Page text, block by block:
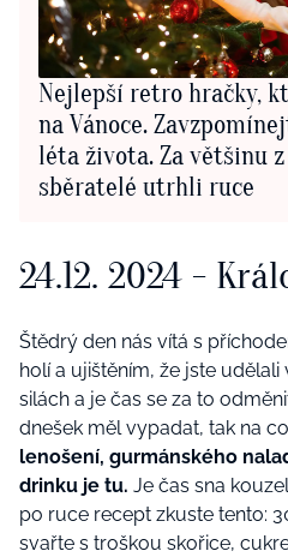
Nejlepší retro hračky,
na Vánoce.
léta života. Za většinu
sběratelé utrhli ruce
24.12. 2024 -
Štědrý den nás vítá s p
holí a ujištěním, že jste
silách a je čas se za to
dnešek měl vypadat, tak na
lenošení, gurmánského
drinku je tu. Je čas sna
po ruce recept zkuste tento:
svařte s troškou skořice,